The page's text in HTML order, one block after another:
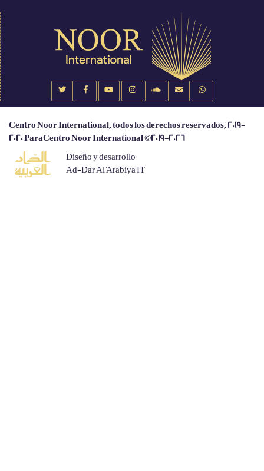
Centro Noor International, todos los derechos reservados, 2019-
2020 ParaCentro Noor International ©2019-2026
Diseño y desarrollo
Ad-Dar Al 'Arabiya IT